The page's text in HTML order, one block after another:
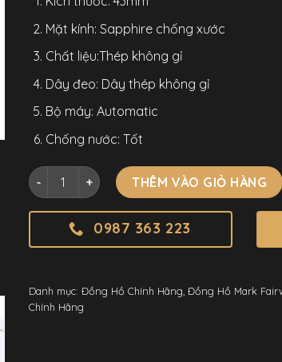
Mặt kính: Sapphire chống xước
Chất liệu:Thép không gỉ
Dây đeo: Dây thép không gỉ
Bộ máy: Automatic
Chống nước: Tốt
Đồng Hồ Mark Fairwhale 5440 Chính Hãng
THÊM VÀO GIỎ HÀNG
0987 363 223
Danh mục: Đồng Hồ Chính Hãng Đồng Hồ Mark
Chính Hãng